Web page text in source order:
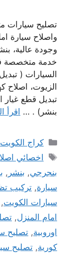
تصليح سيارات
واصلاح سيارة
وجودة عالية،
خدمة متخصصة
السيارات (
الزيوت، اصلاح
تبديل قطع غيار
بنشر) . … اقرأ
التصنيفات
كراج الكويت
الوسوم
اخصائي
بنجرجي, بنشر ,
سيارة, تركيب
سيارات الكويت,
امام المنزل,
اوروبية, تصليح
كورية, تصليح